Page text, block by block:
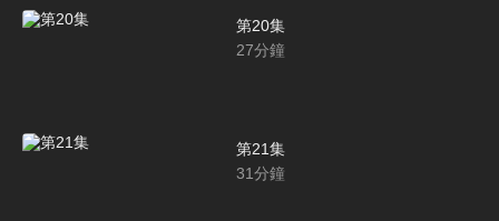
第20集
27分鐘
第21集
31分鐘